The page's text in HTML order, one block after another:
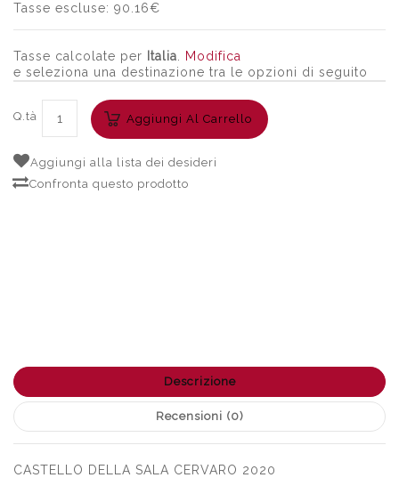
Tasse escluse: 90.16€
Tasse calcolate per Italia
Modifica
e seleziona una destinazione tra le opzioni di seguito
Q.tà Aggiungi Al Carrello
Aggiungi alla lista dei desideri
Confronta questo prodotto
Descrizione
Recensioni (0)
CASTELLO DELLA SALA CERVARO 2020